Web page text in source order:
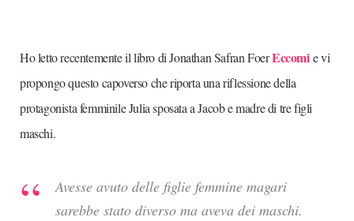
Ho letto recentemente il libro di Jonathan Safran FoerEccomie vi
propongo questo capoverso che riporta una riflessione della
protagonista femminile Julia sposata a Jacob e madre di tre figli
maschi.
Avesse avuto delle figlie femmine magari
sarebbe stato diverso ma aveva dei maschi.